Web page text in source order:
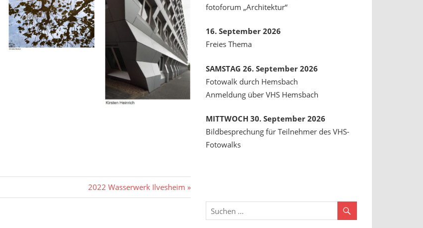
Nächster
Beitrag:
2022 Wasserwerk Ilvesheim
fotoforum „Architektur“
16. September 2026
Freies Thema
SAMSTAG 26. September 2026
Fotowalk durch Hemsbach
Anmeldung über VHS Hemsbach
MITTWOCH 30. September 2026
Bildbesprechung für Teilnehmer des VHS-
Fotowalks